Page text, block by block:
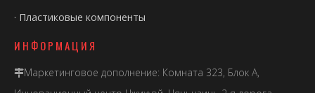
· Пластиковые компоненты
ИНФОРМАЦИЯ
Маркетинговое дополнение: Комната 323, Блок А,